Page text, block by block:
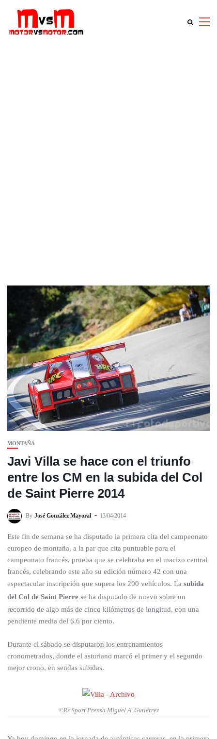
MONTAÑA
Javi Villa se hace con el triunfo
entre los CM en la subida del Col
de Saint Pierre 2014
By José González Mayoral 13/04/2014
Este fin de semana se ha disputado la primera cita del campeonato
europeo de montaña, a la par que cita puntuable para el
campeonato francés, prueba que se celebraba en el macizo central
francés, celebrando este año su edición número 42 con una
espectacular inscripción que supera los 200 vehículos. La subida
del Col de Saint Pierre se ha disputado de nuevo sobre un
recorrido de algo más de cinco kilómetros de longitud, con una
pendiente media del 6.6 por ciento.
Durante el sábado se disputaron los entrenamientos
cronometrados, donde el asturiano marcó el primer y el segundo
mejor crono, en sendas subidas.
©Rs Sport Prensa Miguel A. Gutiérrez